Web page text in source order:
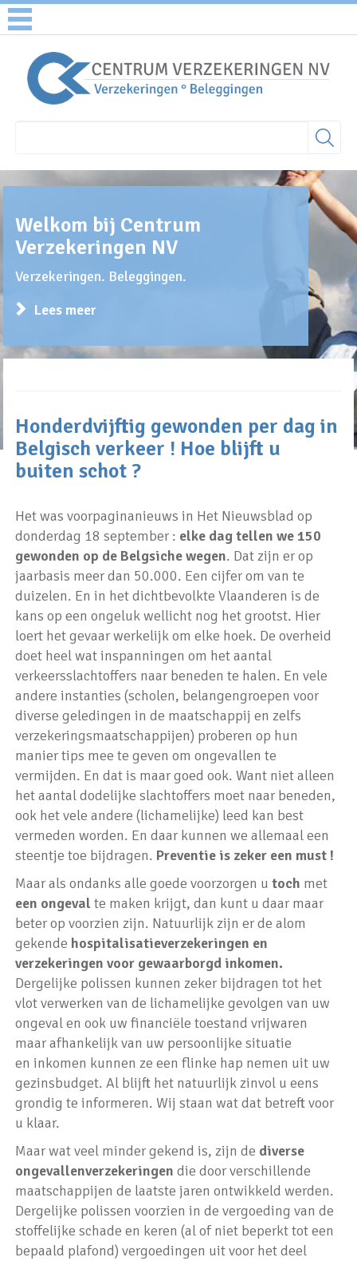
Welkom bij Centrum
Verzekeringen NV
Verzekeringen. Beleggingen.
Lees meer
Honderdvijftig gewonden per dag in
Belgisch verkeer ! Hoe blijft u
buiten schot ?
Het was voorpaginanieuws in Het Nieuwsblad op
donderdag 18 september : elke dag tellen we 150
gewonden op de Belgsiche wegen. Dat zijn er op
jaarbasis meer dan 50.000. Een cijfer om van te
duizelen. En in het dichtbevolkte Vlaanderen is de
kans op een ongeluk wellicht nog het grootst. Hier
loert het gevaar werkelijk om elke hoek. De overheid
doet heel wat inspanningen om het aantal
verkeersslachtoffers naar beneden te halen. En vele
andere instanties (scholen, belangengroepen voor
diverse geledingen in de maatschappij en zelfs
verzekeringsmaatschappijen) proberen op hun
manier tips mee te geven om ongevallen te
vermijden. En dat is maar goed ook. Want niet alleen
het aantal dodelijke slachtoffers moet naar beneden,
ook het vele andere (lichamelijke) leed kan best
vermeden worden. En daar kunnen we allemaal een
steentje toe bijdragen. Preventie is zeker een must !
Maar als ondanks alle goede voorzorgen utoch met
een ongeval te maken krijgt, dan kunt u daar maar
beter op voorzien zijn. Natuurlijk zijn er de alom
gekende hospitalisatieverzekeringen en
verzekeringen voor gewaarborgd inkomen.
Dergelijke polissen kunnen zeker bijdragen tot het
vlot verwerken van de lichamelijke gevolgen van uw
ongeval en ook uw financiële toestand vrijwaren
maar afhankelijk van uw persoonlijke situatie
en inkomen kunnen ze een flinke hap nemen uit uw
gezinsbudget. Al blijft het natuurlijk zinvol u eens
grondig te informeren. Wij staan wat dat betreft voor
u klaar.
Maar wat veel minder gekend is, zijn de diverse
ongevallenverzekeringendie door verschillende
maatschappijen de laatste jaren ontwikkeld werden.
Dergelijke polissen voorzien in de vergoeding van de
stoffelijke schade en keren (al of niet beperkt tot een
bepaald plafond) vergoedingen uit voor het deel